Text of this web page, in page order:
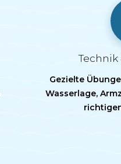
Technik
Gezielte
Wasserlage,